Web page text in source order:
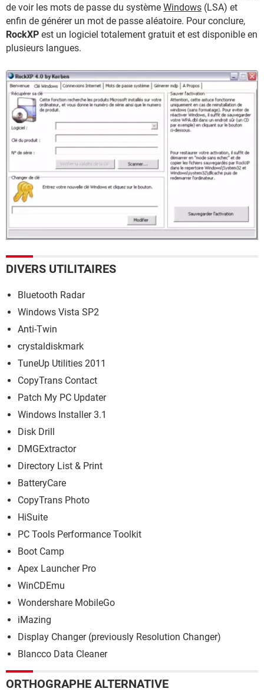
de voir les mots de passe du système Windows (LSA) et
enfin de générer un mot de passe aléatoire. Pour conclure,
RockXP est un logiciel totalement gratuit et est disponible en
plusieurs langues.
DIVERS UTILITAIRES
Bluetooth Radar
Windows Vista SP2
Anti-Twin
crystaldiskmark
TuneUp Utilities 2011
CopyTrans Contact
Patch My PC Updater
Windows Installer 3.1
Disk Drill
DMGExtractor
Directory List & Print
BatteryCare
CopyTrans Photo
HiSuite
PC Tools Performance Toolkit
Boot Camp
Apex Launcher Pro
WinCDEmu
Wondershare MobileGo
iMazing
Display Changer (previously Resolution Changer)
Blancco Data Cleaner
ORTHOGRAPHE ALTERNATIVE